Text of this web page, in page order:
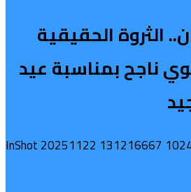
الثروة الحقيقية
ناجح بمناسبة عيد